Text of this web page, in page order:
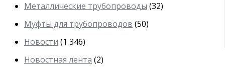
Металлические трубопроводы (32)
Муфты для трубопроводов (50)
Новости (1 346)
Новостная лента (2)